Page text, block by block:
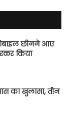
छीनने आए
किया
का खुलासा, तीन